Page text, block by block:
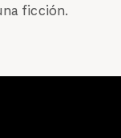
ficción.